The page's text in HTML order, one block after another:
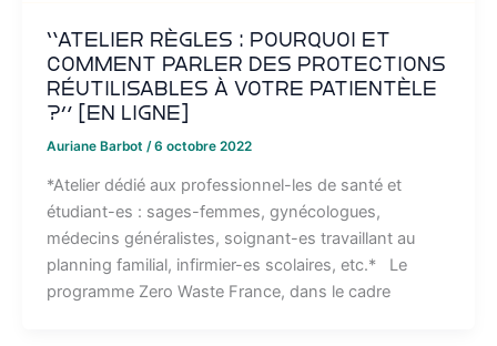
“Atelier règles : pourquoi et
comment parler des protections
réutilisables à votre patientèle
?” [EN LIGNE]
Auriane Barbot /6 octobre 2022
*Atelier dédié aux professionnel-les de santé et
étudiant-es : sages-femmes, gynécologues,
médecins généralistes, soignant-es travaillant au
planning familial, infirmier-es scolaires, etc.* Le
programme Zero Waste France, dans le cadre